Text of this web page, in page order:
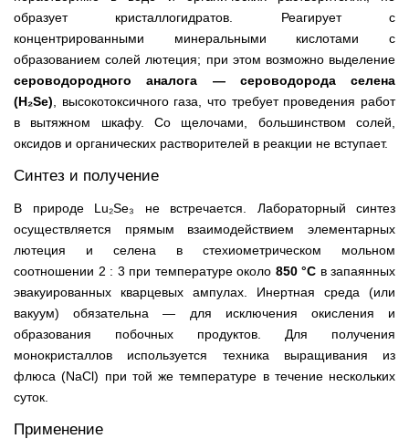
образует кристаллогидратов. Реагирует с
концентрированными минеральными кислотами с
образованием солей лютеция; при этом возможно выделение
сероводородного аналога — сероводорода селена
(H₂Se) , высокотоксичного газа, что требует проведения работ
в вытяжном шкафу. Со щелочами, большинством солей,
оксидов и органических растворителей в реакции не вступает.
Синтез и получение
В природе Lu₂Se₃ не встречается. Лабораторный синтез
осуществляется прямым взаимодействием элементарных
лютеция и селена в стехиометрическом мольном
соотношении 2 : 3 при температуре около 850 °C в запаянных
эвакуированных кварцевых ампулах. Инертная среда (или
вакуум) обязательна — для исключения окисления и
образования побочных продуктов. Для получения
монокристаллов используется техника выращивания из
флюса (NaCl) при той же температуре в течение нескольких
суток.
Применение